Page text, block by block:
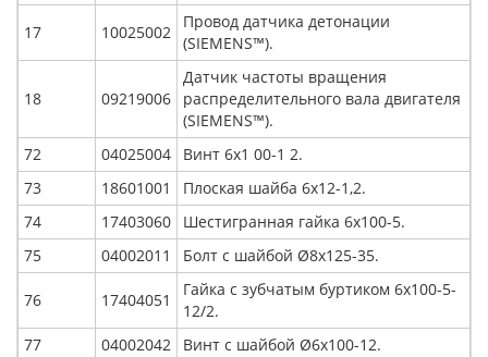
17 10025002
Провод датчика детонации
(SIEMENS™).
18 09219006
Датчик частоты вращения
распределительного вала двигателя
(SIEMENS™).
72
04025004
Винт 6x1 00-1 2.
73
18601001
Плоская шайба 6x12-1,2.
74
17403060
Шестигранная гайка 6x100-5.
75
04002011 Болт с шайбой Ø8x125-35.
76 17404051
Гайка с зубчатым буртиком 6x100-5-
12/2.
77
04002042
Винт с шайбой Ø6x100-12.